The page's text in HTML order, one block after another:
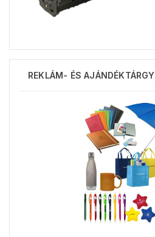
REKLÁM- ÉS AJÁNDÉKTÁRGY